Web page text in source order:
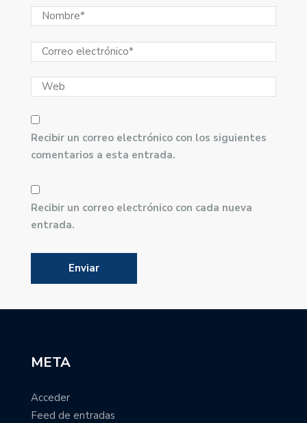
Recibir un correo electrónico con los siguientes
comentarios a esta entrada.
Recibir un correo electrónico con cada nueva
entrada.
META
Acceder
Feed de entradas